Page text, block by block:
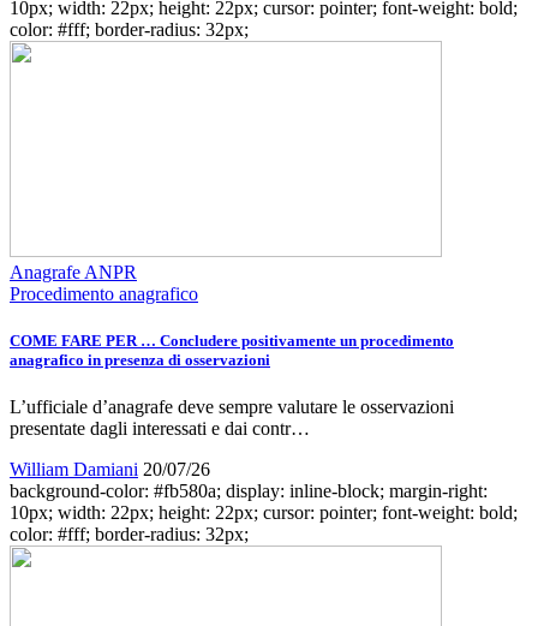
10px; width: 22px; height: 22px; cursor: pointer; font-weight: bold;
color: #fff; border-radius: 32px;
Anagrafe ANPR
Procedimento anagrafico
COME FARE PER … Concludere positivamente un procedimento
anagrafico in presenza di osservazioni
L’ufficiale d’anagrafe deve sempre valutare le osservazioni
presentate dagli interessati e dai contr…
William Damiani 20/07/26
background-color: #fb580a; display: inline-block; margin-right:
10px; width: 22px; height: 22px; cursor: pointer; font-weight: bold;
color: #fff; border-radius: 32px;